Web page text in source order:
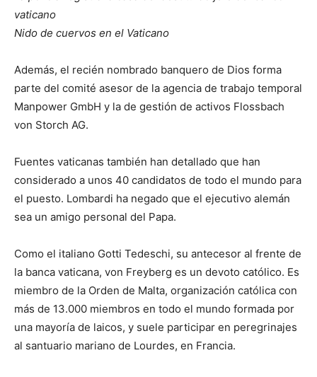
vaticano
Nido de cuervos en el Vaticano
Además, el recién nombrado banquero de Dios forma
parte del comité asesor de la agencia de trabajo temporal
Manpower GmbH y la de gestión de activos Flossbach
von Storch AG.
Fuentes vaticanas también han detallado que han
considerado a unos 40 candidatos de todo el mundo para
el puesto. Lombardi ha negado que el ejecutivo alemán
sea un amigo personal del Papa.
Como el italiano Gotti Tedeschi, su antecesor al frente de
la banca vaticana, von Freyberg es un devoto católico. Es
miembro de la Orden de Malta, organización católica con
más de 13.000 miembros en todo el mundo formada por
una mayoría de laicos, y suele participar en peregrinajes
al santuario mariano de Lourdes, en Francia.